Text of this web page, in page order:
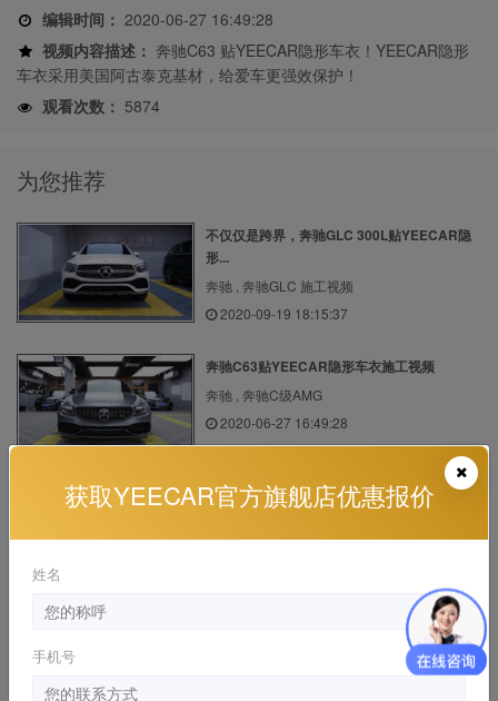
编辑时间： 2020-06-27 16:49:28
视频内容描述： 奔驰C63 贴YEECAR隐形车衣！YEECAR隐形
车衣采用美国阿古泰克基材，给爱车更强效保护！
观看次数： 5874
为您推荐
不仅仅是跨界，奔驰GLC 300L贴YEECAR隐
形...
奔驰 , 奔驰GLC 施工视频
2020-09-19 18:15:37
奔驰C63贴YEECAR隐形车衣施工视频
奔驰 , 奔驰C级AMG
2020-06-27 16:49:28
奔驰迈巴赫S450贴YEECAR隐形车衣
奔驰 , 奔驰S级 施工视频
2020-09-22 21:31:07
有颜值！奔驰C260与YEECAR隐形车衣结
获取YEECAR官方旗舰店优惠报价
姓名
手机号